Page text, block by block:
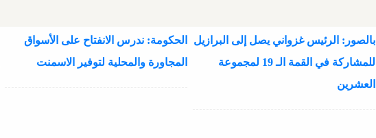
بالصور: الرئيس غزواني يصل إلى البرازيل
للمشاركة في القمة الـ 19 لمجموعة
العشرين
الحكومة: ندرس الانفتاح على الأسواق
المجاورة والمحلية لتوفير الاسمنت